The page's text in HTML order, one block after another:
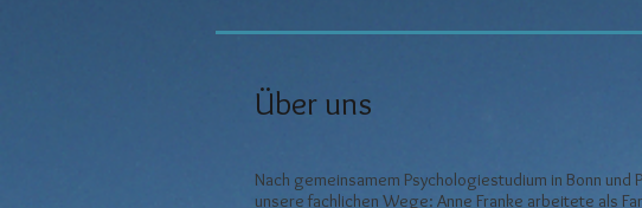
Über uns
Nach gemeinsamem Psychologiestudium in Bonn
unsere fachlichen Wege: Anne Franke arbeitete als